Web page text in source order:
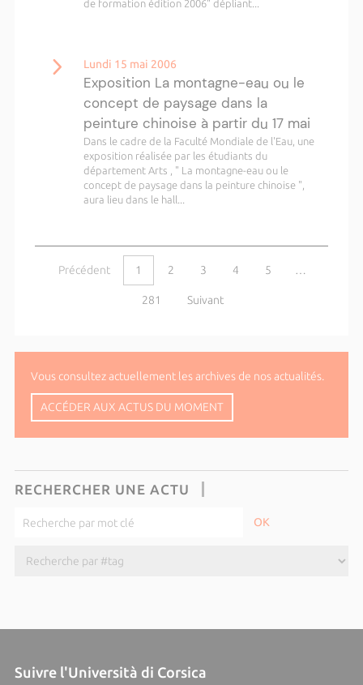
de formation édition 2006" dépliant...
Lundi 15 mai 2006
Exposition La montagne-eau ou le
concept de paysage dans la
peinture chinoise à partir du 17 mai
Dans le cadre de la Faculté Mondiale de l'Eau, une
exposition réalisée par les étudiants du
département Arts , " La montagne-eau ou le
concept de paysage dans la peinture chinoise ",
aura lieu dans le hall...
Précédent 1 2 3 4 5 …
281 Suivant
Vous consultez actuellement les archives de nos actualités.
ACCÉDER AUX ACTUS DU MOMENT
RECHERCHER UNE ACTU
Suivre l'Università di Corsica